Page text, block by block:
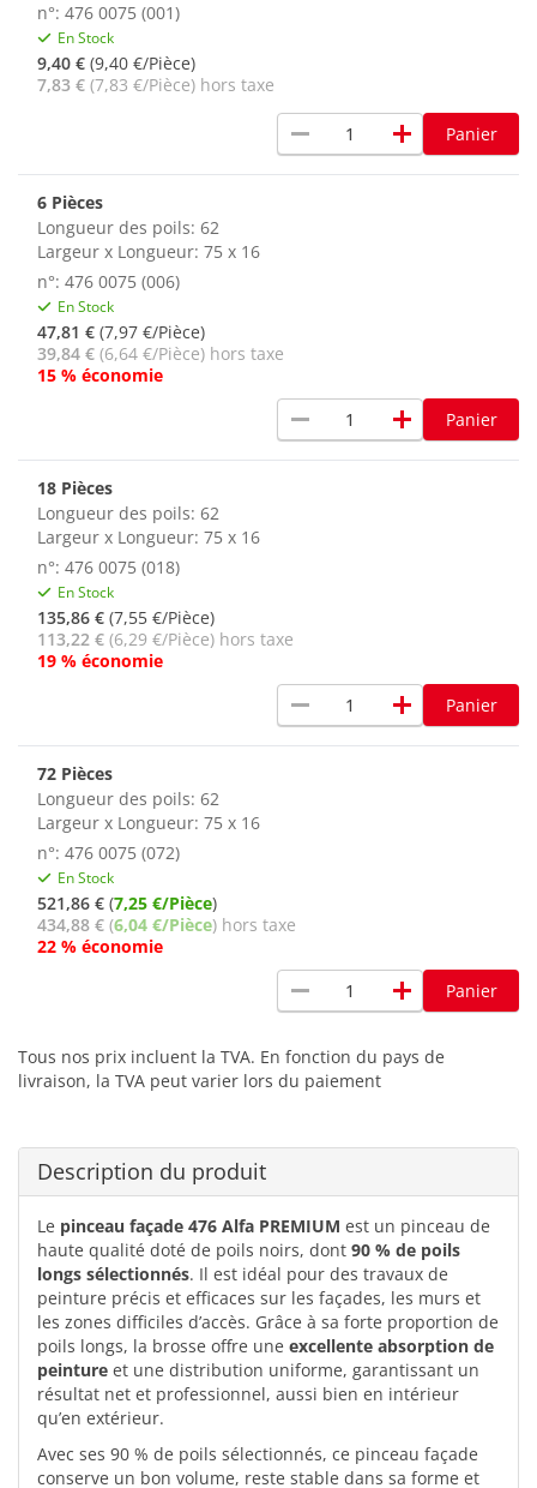
n°: 476 0075 (001)
En Stock
9,40 € (9,40 €/Pièce)
7,83 € (7,83 €/Pièce) hors taxe
remove add Panier
6 Pièces
Longueur des poils: 62
Largeur x Longueur: 75 x 16
n°: 476 0075 (006)
En Stock
47,81 € (7,97 €/Pièce)
39,84 € (6,64 €/Pièce) hors taxe
15 % économie
remove add Panier
18 Pièces
Longueur des poils: 62
Largeur x Longueur: 75 x 16
n°: 476 0075 (018)
En Stock
135,86 € (7,55 €/Pièce)
113,22 € (6,29 €/Pièce) hors taxe
19 % économie
remove add Panier
72 Pièces
Longueur des poils: 62
Largeur x Longueur: 75 x 16
n°: 476 0075 (072)
En Stock
521,86 € (7,25 €/Pièce)
434,88 € (6,04 €/Pièce) hors taxe
22 % économie
remove add Panier
Tous nos prix incluent la TVA. En fonction du pays de
livraison, la TVA peut varier lors du paiement
Description du produit
Le pinceau façade 476 Alfa PREMIUM est un pinceau de
haute qualité doté de poils noirs, dont 90 % de poils
longs sélectionnés. Il est idéal pour des travaux de
peinture précis et efficaces sur les façades, les murs et
les zones difficiles d’accès. Grâce à sa forte proportion de
poils longs, la brosse offre une excellente absorption de
peinture et une distribution uniforme, garantissant un
résultat net et professionnel, aussi bien en intérieur
qu’en extérieur.
Avec ses 90 % de poils sélectionnés, ce pinceau façade
conserve un bon volume, reste stable dans sa forme et